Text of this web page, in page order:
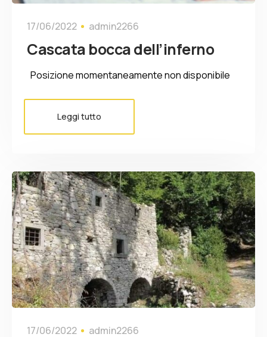
17/06/2022 admin2266
Cascata bocca dell’inferno
Posizione momentaneamente non disponibile
Leggi tutto
17/06/2022 admin2266